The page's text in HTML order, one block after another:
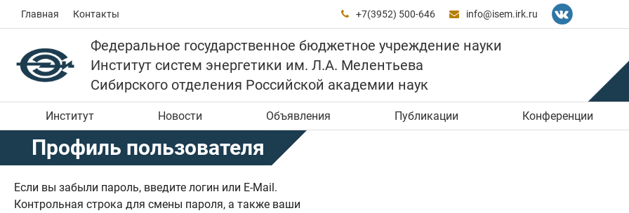
Главная Контакты  +7(3952) 500-646  info@isem.irk.ru
Федеральное государственное бюджетное учреждение науки
Институт систем энергетики им. Л.А. Мелентьева
Сибирского отделения Российской академии наук
Институт Новости Объявления Публикации Конференции
Профиль пользователя
Если вы забыли пароль, введите логин или E-Mail.
Контрольная строка для смены пароля, а также ваши